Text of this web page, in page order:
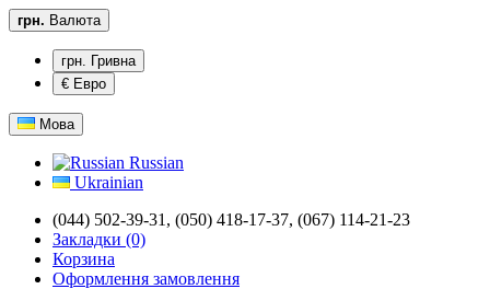
грн. Валюта
грн. Гривна
€ Евро
Мова
Russian
Ukrainian
(044) 502-39-31, (050) 418-17-37, (067) 114-21-23
Закладки (0)
Корзина
Оформлення замовлення